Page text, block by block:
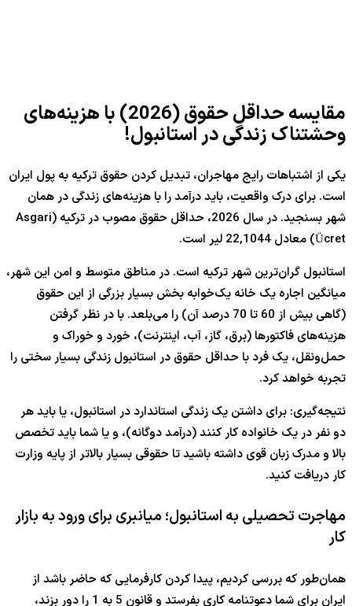
مقایسه حداقل حقوق (2026) با هزینه‌های
وحشتناک زندگی در استانبول!
یکی از اشتباهات رایج مهاجران، تبدیل کردن حقوق ترکیه به پول ایران
است. برای درک واقعیت، باید درآمد را با هزینه‌های زندگی در همان
شهر بسنجید. در سال 2026
، حداقل حقوق مصوب در ترکیه (Asgari
Ücret) معادل
22,1044
لیر است.
استانبول گران‌ترین شهر ترکیه است. در مناطق متوسط و امن این شهر،
میانگین اجاره یک خانه یک‌خوابه بخش بسیار بزرگی از این حقوق
(گاهی بیش از 60 تا 70
درصد آن) را می‌بلعد. با در نظر گرفتن
هزینه‌های فاکتورها (برق، گاز، آب، اینترنت)، خورد و خوراک و
حمل‌ونقل، یک فرد با حداقل حقوق در استانبول زندگی بسیار سختی را
تجربه خواهد کرد.
نتیجه‌گیری: برای داشتن یک زندگی استاندارد در استانبول، یا باید هر
دو نفر در یک خانواده کار کنند (درآمد دوگانه)، و یا شما باید تخصص
بالا و مدرک زبان قوی داشته باشید تا حقوقی بسیار بالاتر از پایه وزارت
کار دریافت کنید.
مهاجرت تحصیلی به استانبول؛ میانبری برای ورود به بازار
کار
همان‌طور که بررسی کردیم، پیدا کردن کارفرمایی که حاضر باشد از
ایران برای شما دعوتنامه کاری بفرستد و قانون 5 به 1 را دور بزند،